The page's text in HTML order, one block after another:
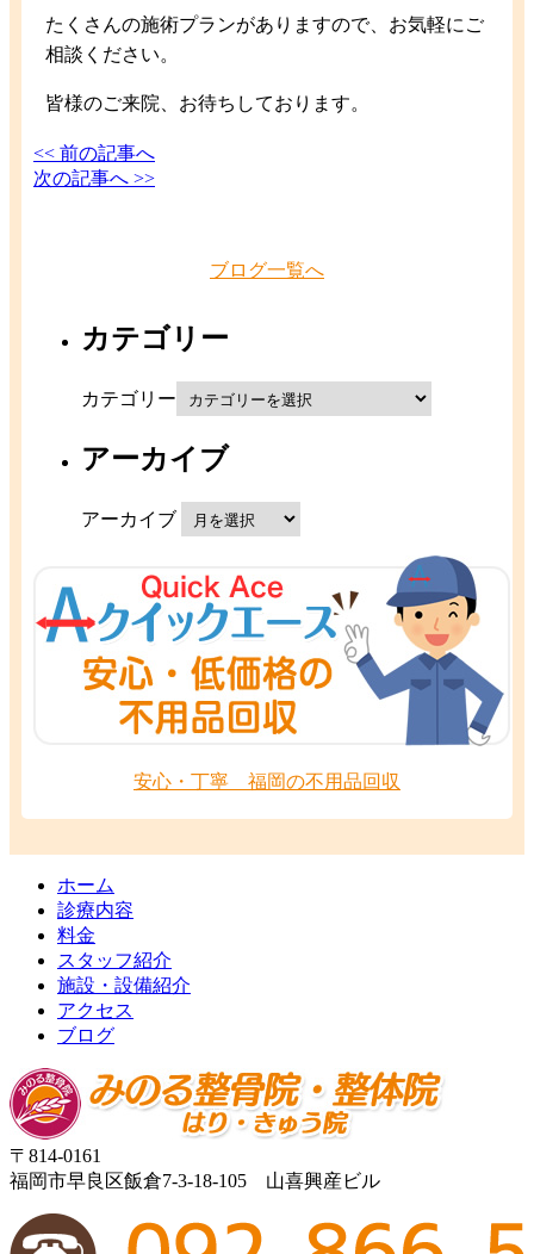
たくさんの施術プランがありますので、お気軽にご
相談ください。
皆様のご来院、お待ちしております。
<< 前の記事へ
次の記事へ >>
ブログ一覧へ
カテゴリー
カテゴリー
アーカイブ
アーカイブ
安心・丁寧 福岡の不用品回収
ホーム
診療内容
料金
スタッフ紹介
施設・設備紹介
アクセス
ブログ
〒814-0161
福岡市早良区飯倉7-3-18-105 山喜興産ビル